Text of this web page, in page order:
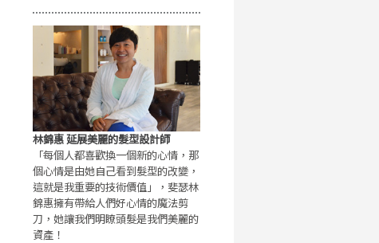
林錦惠 延展美麗的髮型設計師
「每個人都喜歡換一個新的心情，那
個心情是由她自己看到髮型的改變，
這就是我重要的技術價值」，斐瑟林
錦惠擁有帶給人們好心情的魔法剪
刀，她讓我們明瞭頭髮是我們美麗的
資產！